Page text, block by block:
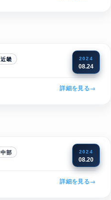
2024
08.24
近畿
詳細を見る→
2024
08.20
中部
詳細を見る→